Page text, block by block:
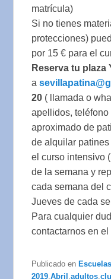
matrícula)
Si no tienes
protecciones)
por 15 € para el
Reserva tu plaza
a
20 ( llamada o
apellidos, teléfono
aproximado de
de alquilar
el curso intensivo
de la semana y
cada semana del
Jueves de cada
Para cualquier
contactarnos en el
Publicado en Escuelas
2019 ,Abril ,adultos ,